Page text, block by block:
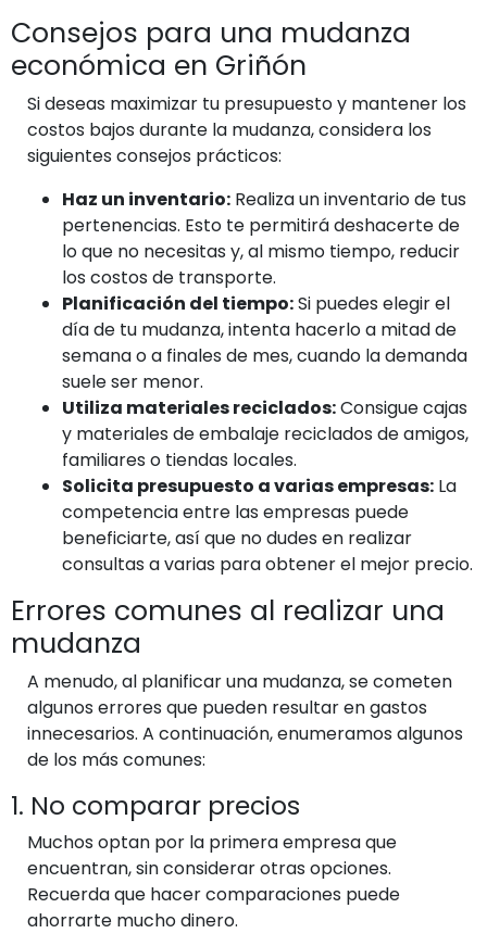
Consejos para una mudanza
económica en Griñón
Si deseas maximizar tu presupuesto y mantener los
costos bajos durante la mudanza, considera los
siguientes consejos prácticos:
Haz un inventario: Realiza un inventario de tus
pertenencias. Esto te permitirá deshacerte de
lo que no necesitas y, al mismo tiempo, reducir
los costos de transporte.
Planificación del tiempo:Si puedes elegir el
día de tu mudanza, intenta hacerlo a mitad de
semana o a finales de mes, cuando la demanda
suele ser menor.
Utiliza materiales reciclados:Consigue cajas
y materiales de embalaje reciclados de amigos,
familiares o tiendas locales.
Solicita presupuesto a varias empresas: La
competencia entre las empresas puede
beneficiarte, así que no dudes en realizar
consultas a varias para obtener el mejor precio.
Errores comunes al realizar una
mudanza
A menudo, al planificar una mudanza, se cometen
algunos errores que pueden resultar en gastos
innecesarios. A continuación, enumeramos algunos
de los más comunes:
1. No comparar precios
Muchos optan por la primera empresa que
encuentran, sin considerar otras opciones.
Recuerda que hacer comparaciones puede
ahorrarte mucho dinero.